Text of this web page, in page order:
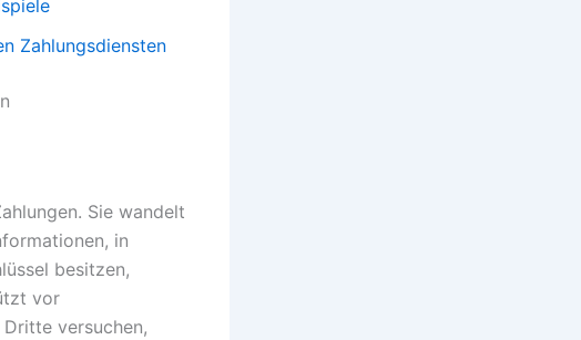
Zahlungsdiensten
Sie wandelt
in
besitzen,
vor
versuchen,